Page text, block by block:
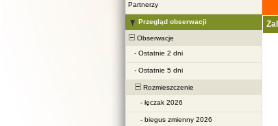
Partnerzy
Przegląd obserwacji
Obserwacje
- Ostatnie 2 dni
- Ostatnie 5 dni
Rozmieszczenie
- łęczak 2026
- biegus zmienny 2026